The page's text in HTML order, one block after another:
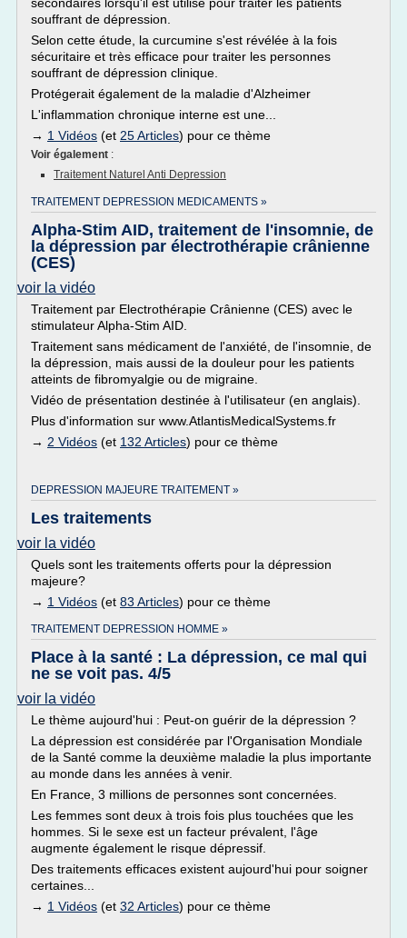
souffrant de dépression.
Selon cette étude, la curcumine s'est révélée à la fois
sécuritaire et très efficace pour traiter les personnes
souffrant de dépression clinique.
Protégerait également de la maladie d'Alzheimer
L'inflammation chronique interne est une...
→ 1 Vidéos (et 25 Articles) pour ce thème
Voir également :
Traitement Naturel Anti Depression
TRAITEMENT DEPRESSION MEDICAMENTS »
Alpha-Stim AID, traitement de l'insomnie, de
la dépression par électrothérapie crânienne
(CES)
voir la vidéo
Traitement par Electrothérapie Crânienne (CES) avec le
stimulateur Alpha-Stim AID.
Traitement sans médicament de l'anxiété, de l'insomnie, de
la dépression, mais aussi de la douleur pour les patients
atteints de fibromyalgie ou de migraine.
Vidéo de présentation destinée à l'utilisateur (en anglais).
Plus d'information sur www.AtlantisMedicalSystems.fr
→ 2 Vidéos (et 132 Articles) pour ce thème
DEPRESSION MAJEURE TRAITEMENT »
Les traitements
voir la vidéo
Quels sont les traitements offerts pour la dépression
majeure?
→ 1 Vidéos (et 83 Articles) pour ce thème
TRAITEMENT DEPRESSION HOMME »
Place à la santé : La dépression, ce mal qui
ne se voit pas. 4/5
voir la vidéo
Le thème aujourd'hui : Peut-on guérir de la dépression ?
La dépression est considérée par l'Organisation Mondiale
de la Santé comme la deuxième maladie la plus importante
au monde dans les années à venir.
En France, 3 millions de personnes sont concernées.
Les femmes sont deux à trois fois plus touchées que les
hommes. Si le sexe est un facteur prévalent, l'âge
augmente également le risque dépressif.
Des traitements efficaces existent aujourd'hui pour soigner
certaines...
→ 1 Vidéos (et 32 Articles) pour ce thème